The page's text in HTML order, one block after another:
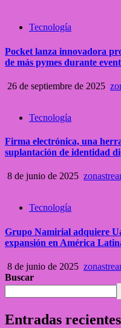
Tecnología
Pocket lanza innovadora
de más pymes durante
26 de septiembre de 2025
Tecnología
Firma electrónica, una
suplantación de identidad
8 de junio de 2025
Tecnología
Grupo Namirial adquiere
expansión en América
8 de junio de 2025
Buscar
Entradas recientes